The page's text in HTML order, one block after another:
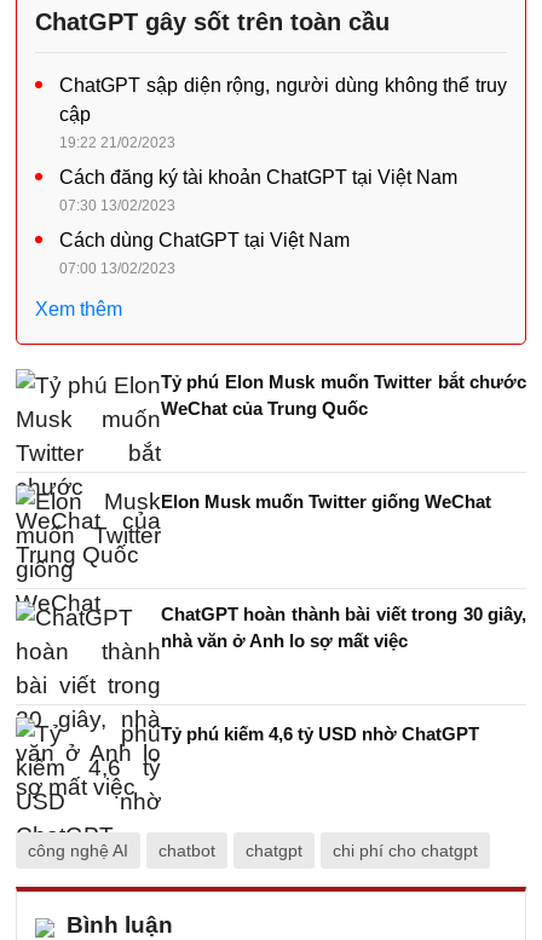
ChatGPT gây sốt trên toàn cầu
ChatGPT sập diện rộng, người dùng không thể truy
cập
19:22 21/02/2023
Cách đăng ký tài khoản ChatGPT tại Việt Nam
07:30 13/02/2023
Cách dùng ChatGPT tại Việt Nam
07:00 13/02/2023
Xem thêm
Tỷ phú Elon Musk muốn Twitter bắt chước
WeChat của Trung Quốc
Elon Musk muốn Twitter giống WeChat
ChatGPT hoàn thành bài viết trong 30 giây,
nhà văn ở Anh lo sợ mất việc
Tỷ phú kiếm 4,6 tỷ USD nhờ ChatGPT
công nghệ AI chatbot chatgpt chi phí cho chatgpt
Bình luận